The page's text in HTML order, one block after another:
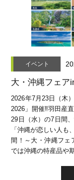
イベント
大・沖縄フェア
2026年7月23日（木
2026」開催‼羽田産
29日（水）の7日間
「沖縄が恋しい人も
間！～大・沖縄フェ
では沖縄の特産品や